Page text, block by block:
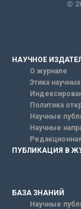
©
НАУЧНОЕ
О журнале
Этика
Политика
Научные
Научные
ПУБЛИКАЦИЯ В
БАЗА ЗНАНИЙ
Научные